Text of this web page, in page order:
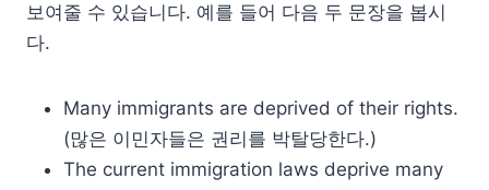
보여줄 수 있습니다. 예를 들어 다음 두 문장을 봅시
다.
Many immigrants are deprived of their rights.
(많은 이민자들은 권리를 박탈당한다.)
The current immigration laws deprive many